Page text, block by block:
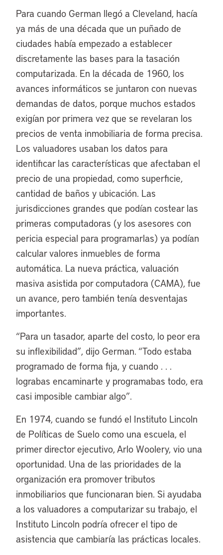
Para cuando German llegó a Cleveland, hacía
ya más de una década que un puñado de
ciudades había empezado a establecer
discretamente las bases para la tasación
computarizada. En la década de 1960, los
avances informáticos se juntaron con nuevas
demandas de datos, porque muchos estados
exigían por primera vez que se revelaran los
precios de venta inmobiliaria de forma precisa.
Los valuadores usaban los datos para
identificar las características que afectaban el
precio de una propiedad, como superficie,
cantidad de baños y ubicación. Las
jurisdicciones grandes que podían costear las
primeras computadoras (y los asesores con
pericia especial para programarlas) ya podían
calcular valores inmuebles de forma
automática. La nueva práctica, valuación
masiva asistida por computadora (CAMA), fue
un avance, pero también tenía desventajas
importantes.
“Para un tasador, aparte del costo, lo peor era
su inflexibilidad”, dijo German. “Todo estaba
programado de forma fija, y cuando . . .
lograbas encaminarte y programabas todo, era
casi imposible cambiar algo”.
En 1974, cuando se fundó el Instituto Lincoln
de Políticas de Suelo como una escuela, el
primer director ejecutivo, Arlo Woolery, vio una
oportunidad. Una de las prioridades de la
organización era promover tributos
inmobiliarios que funcionaran bien. Si ayudaba
a los valuadores a computarizar su trabajo, el
Instituto Lincoln podría ofrecer el tipo de
asistencia que cambiaría las prácticas locales.